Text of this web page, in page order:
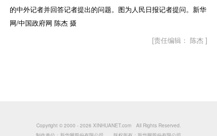
的中外记者并回答记者提出的问题。图为人民日报记者提问。新华
网/中国政府网 陈杰 摄
[责任编辑： 陈杰 ]
Copyright © 2000 - 2026 XINHUANET.com All Rights Reserved.